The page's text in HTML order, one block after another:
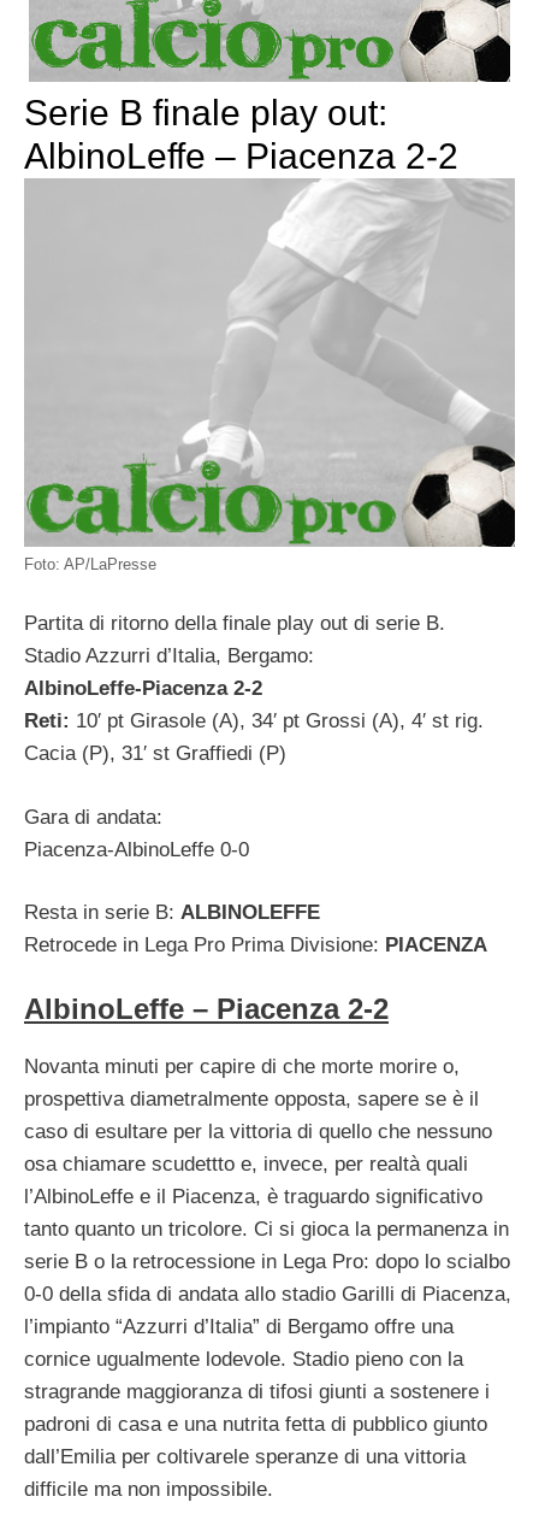
Serie B finale play out:
AlbinoLeffe – Piacenza 2-2
Foto: AP/LaPresse
Partita di ritorno della finale play out di serie B.
Stadio Azzurri d’Italia, Bergamo:
AlbinoLeffe-Piacenza 2-2
Reti: 10′ pt Girasole (A), 34′ pt Grossi (A), 4′ st rig.
Cacia (P), 31′ st Graffiedi (P)
Gara di andata:
Piacenza-AlbinoLeffe 0-0
Resta in serie B: ALBINOLEFFE
Retrocede in Lega Pro Prima Divisione: PIACENZA
AlbinoLeffe – Piacenza 2-2
Novanta minuti per capire di che morte morire o,
prospettiva diametralmente opposta, sapere se è il
caso di esultare per la vittoria di quello che nessuno
osa chiamare scudettto e, invece, per realtà quali
l’AlbinoLeffe e il Piacenza, è traguardo significativo
tanto quanto un tricolore. Ci si gioca la permanenza in
serie B o la retrocessione in Lega Pro: dopo lo scialbo
0-0 della sfida di andata allo stadio Garilli di Piacenza,
l’impianto “Azzurri d’Italia” di Bergamo offre una
cornice ugualmente lodevole. Stadio pieno con la
stragrande maggioranza di tifosi giunti a sostenere i
padroni di casa e una nutrita fetta di pubblico giunto
dall’Emilia per coltivarele speranze di una vittoria
difficile ma non impossibile.